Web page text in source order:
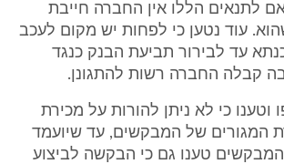
לתנאים הללו אין החברה חייבת
עוד נטען כי לפחות יש מקום לעכב
עד לבירור תביעת הבנק כנגד
קבלה החברה רשות להתגונן.
וטענו כי לא ניתן להורות על מכירת
המגורים של המבקשים, עד שיועמד
טענו גם כי הבקשה לביצוע